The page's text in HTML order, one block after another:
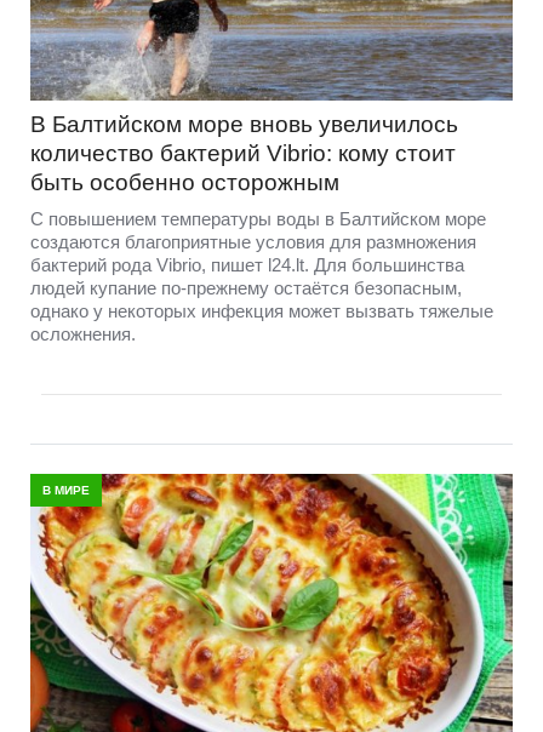
В Балтийском море вновь увеличилось
количество бактерий Vibrio: кому стоит
быть особенно осторожным
С повышением температуры воды в Балтийском море
создаются благоприятные условия для размножения
бактерий рода Vibrio, пишет l24.lt. Для большинства
людей купание по-прежнему остаётся безопасным,
однако у некоторых инфекция может вызвать тяжелые
осложнения.
В МИРЕ